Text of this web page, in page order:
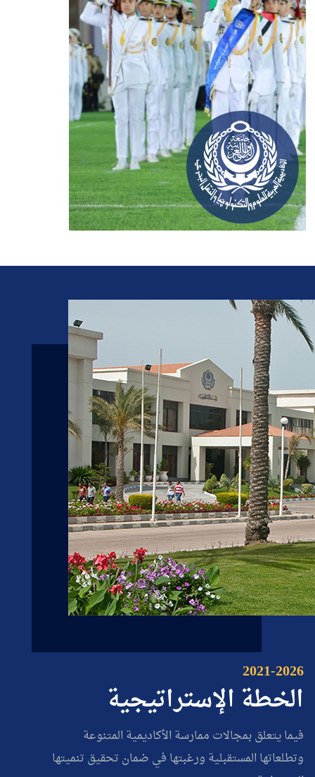
2021-2026
الخطة الإستراتيجية
فيما يتعلق بمجالات ممارسة الأكاديمية المتنوعة
وتطلعاتها المستقبلية ورغبتها في ضمان تحقيق تنميتها